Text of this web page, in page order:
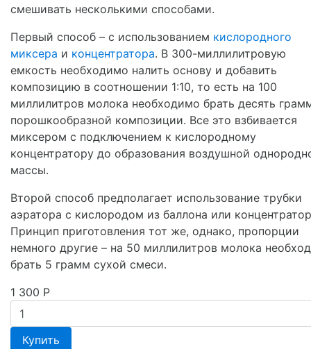
смешивать несколькими способами.
Первый способ – с использованием кислородного
миксера и концентратора. В 300-миллилитровую
емкость необходимо налить основу и добавить
композицию в соотношении 1:10, то есть на 100
миллилитров молока необходимо брать десять
порошкообразной композиции. Все это взбивается
миксером с подключением к кислородному
концентратору до образования воздушной
массы.
Второй способ предполагает использование трубки
аэратора с кислородом из баллона или
Принцип приготовления тот же, однако, пропорции
немного другие – на 50 миллилитров молока
брать 5 грамм сухой смеси.
1 300 Р
Купить